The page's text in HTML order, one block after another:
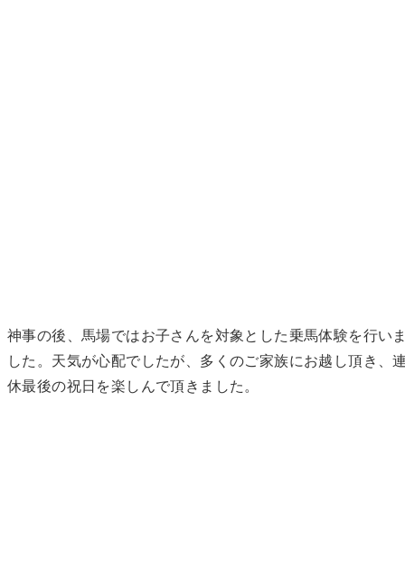
神事の後、馬場ではお子さんを対象とした乗馬体験を行い
した。天気が心配でしたが、多くのご家族にお越し頂き、
休最後の祝日を楽しんで頂きました。